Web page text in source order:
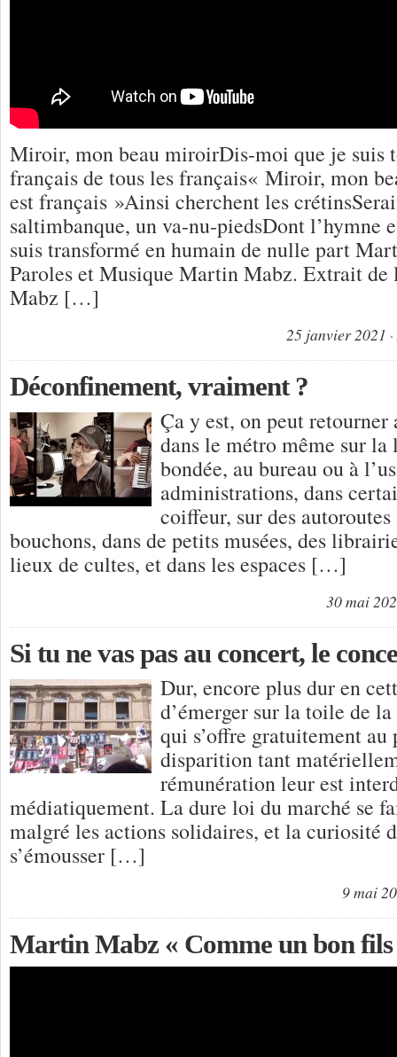
Miroir, mon beau miroirDis-moi que je suis
français de tous les français« Miroir, mon
est français »Ainsi cherchent les
saltimbanque, un va-nu-piedsDont l’hymne
suis transformé en humain de nulle part
Paroles et Musique Martin Mabz. Extrait
Mabz […]
25 janvier 2021
Déconfinement, vraiment ?
Ça y est, on peut retourner
dans le métro même sur
bondée, au bureau ou à
administrations, dans
coiffeur, sur des
bouchons, dans de petits musées, des
lieux de cultes, et dans les espaces […]
30 mai
Si tu ne vas pas au concert, le
Dur, encore plus dur en
d’émerger sur la toile de
qui s’offre gratuitement au
disparition tant
rémunération leur est
médiatiquement. La dure loi du marché se
malgré les actions solidaires, et la curiosité
s’émousser […]
9 mai
Martin Mabz « Comme un bon fils